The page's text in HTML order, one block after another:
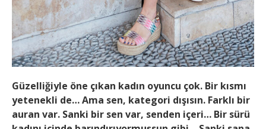
Güzelliğiyle öne çıkan kadın oyuncu çok. Bir kısmı
yetenekli de… Ama sen, kategori dışısın. Farklı bir
auran var. Sanki bir sen var, senden içeri… Bir sürü